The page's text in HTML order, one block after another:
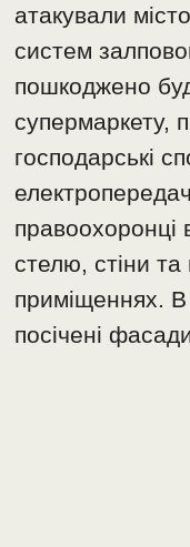
атакували
систем
пошкоджено
супермаркету,
господарські
правоохоронці
стелю, стіни
приміщеннях. В
посічені